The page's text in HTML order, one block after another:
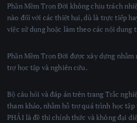
Phần Mềm Trọn Đời không chịu trách
nào đối với các thiệt hại, dù là trực tiếp
việc sử dụng hoặc làm theo các nội dung
Phần Mềm Trọn Đời được xây dựng
trợ học tập và nghiên cứu.
Bộ câu hỏi và đáp án trên trang Trắc
tham khảo, nhằm hỗ trợ quá trình học tập
PHẢI là đề thi chính thức và không đại